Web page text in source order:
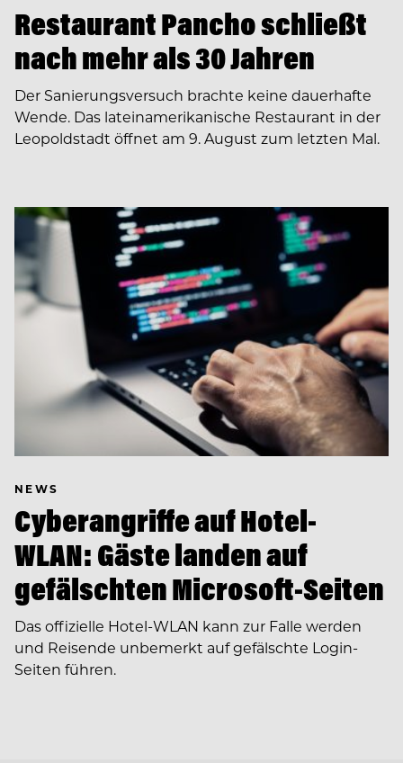
Restaurant Pancho schließt
nach mehr als 30 Jahren
Der Sanierungsversuch brachte keine dauerhafte
Wende. Das lateinamerikanische Restaurant in der
Leopoldstadt öffnet am 9. August zum letzten Mal.
NEWS
Cyberangriffe auf Hotel-
WLAN: Gäste landen auf
gefälschten Microsoft-Seiten
Das offizielle Hotel-WLAN kann zur Falle werden
und Reisende unbemerkt auf gefälschte Login-
Seiten führen.